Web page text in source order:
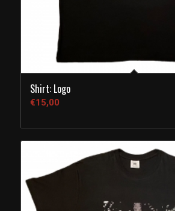
Shirt: Logo
€15,00